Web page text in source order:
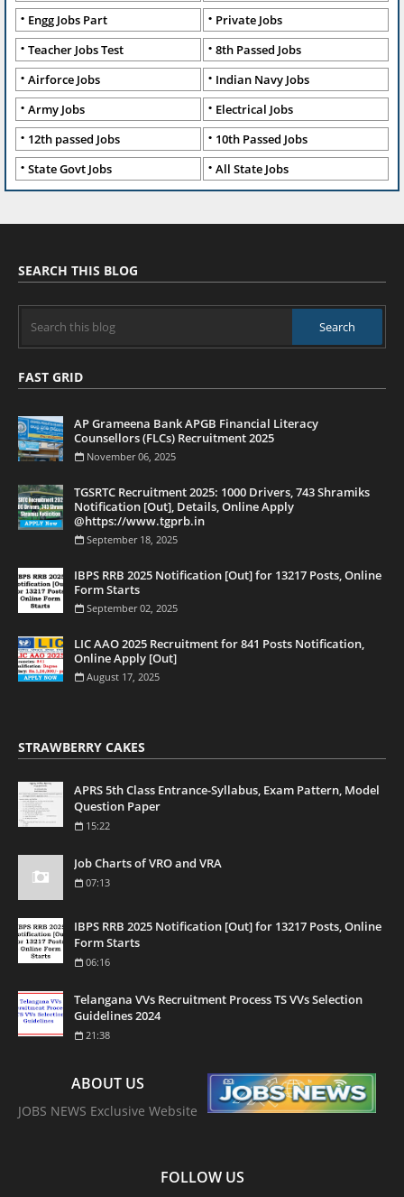
Engg Jobs Part
Private Jobs
Teacher Jobs Test
8th Passed Jobs
Airforce Jobs
Indian Navy Jobs
Army Jobs
Electrical Jobs
12th passed Jobs
10th Passed Jobs
State Govt Jobs
All State Jobs
SEARCH THIS BLOG
FAST GRID
AP Grameena Bank APGB Financial Literacy
Counsellors (FLCs) Recruitment 2025
November 06, 2025
TGSRTC Recruitment 2025: 1000 Drivers, 743 Shramiks
Notification [Out], Details, Online Apply
@https://www.tgprb.in
September 18, 2025
IBPS RRB 2025 Notification [Out] for 13217 Posts, Online
Form Starts
September 02, 2025
LIC AAO 2025 Recruitment for 841 Posts Notification,
Online Apply [Out]
August 17, 2025
STRAWBERRY CAKES
APRS 5th Class Entrance-Syllabus, Exam Pattern, Model
Question Paper
15:22
Job Charts of VRO and VRA
07:13
IBPS RRB 2025 Notification [Out] for 13217 Posts, Online
Form Starts
06:16
Telangana VVs Recruitment Process TS VVs Selection
Guidelines 2024
21:38
ABOUT US
JOBS NEWS Exclusive Website
FOLLOW US